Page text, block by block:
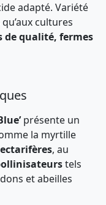
adapté. Variété
cultures
de qualité, fermes
présente un
la myrtille
, au
tels
et abeilles